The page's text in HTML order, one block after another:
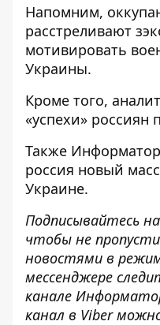
Напомним,
расстреливают
мотивировать
Украины.
Кроме того,
«успехи» россиян
Также Информатор
россия новый
Украине.
Подписывайтесь
чтобы не
новостями в
мессенджере
канале
канал в Viber